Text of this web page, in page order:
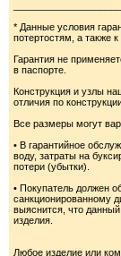
* Данные условия
потертостям, а также
Гарантия не
в паспорте.
Конструкция и узлы
отличия по
Все размеры могут
• В гарантийное
воду, затраты на
потери (убытки).
• Покупатель должен
санкционированному
выяснится, что
изделия.
Любое изделие или